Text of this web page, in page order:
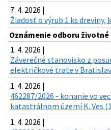
7. 4. 2026 |
Žiadosť o výrub 1 ks dreviny,
Oznámenie odboru životné
1. 4. 2026 |
Záverečné stanovisko z
električkové trate v
1. 4. 2026 |
462287/2026 - konanie vo
katastrálnom území K. Ves
1. 4. 2026 |